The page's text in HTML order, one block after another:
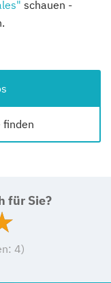
schauen -
finden
für Sie?
4)